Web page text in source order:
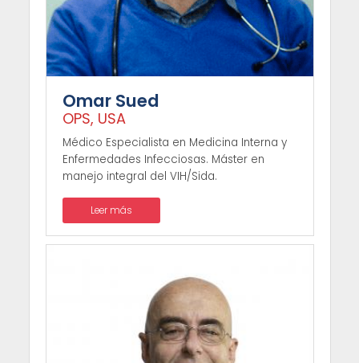
Omar Sued
OPS, USA
Médico Especialista en Medicina Interna y
Enfermedades Infecciosas. Máster en
manejo integral del VIH/Sida.
Leer más